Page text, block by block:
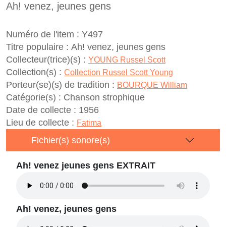
Ah! venez, jeunes gens
Numéro de l'item : Y497
Titre populaire : Ah! venez, jeunes gens
Collecteur(trice)(s) : YOUNG Russel Scott
Collection(s) : Collection Russel Scott Young
Porteur(se)(s) de tradition : BOURQUE William
Catégorie(s) : Chanson strophique
Date de collecte : 1956
Lieu de collecte : Fatima
Fichier(s) sonore(s)
Ah! venez jeunes gens EXTRAIT
Ah! venez, jeunes gens